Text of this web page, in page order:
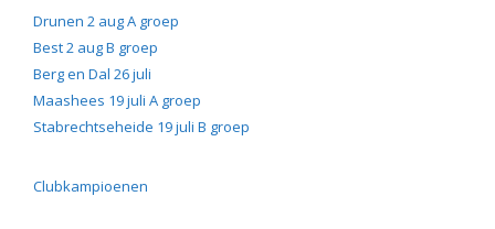
Drunen 2 aug A groep
Best 2 aug B groep
Berg en Dal 26 juli
Maashees 19 juli A groep
Stabrechtseheide 19 juli B groep
Clubkampioenen